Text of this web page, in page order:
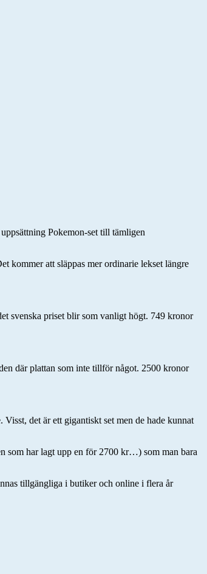
Pokemon-set till tämligen
kommer att släppas mer ordinarie lekset längre
svenska priset blir som vanligt högt. 749 kronor
där plattan som inte tillför något. 2500 kronor
det är ett gigantiskt set men de hade kunnat
som har lagt upp en för 2700 kr…) som man bara
tillgängliga i butiker och online i flera år